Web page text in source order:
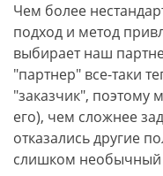
Чем более
подход и метод
выбирает наш
"партнер" все-таки
"заказчик", поэтому
его), чем сложнее
отказались другие
слишком